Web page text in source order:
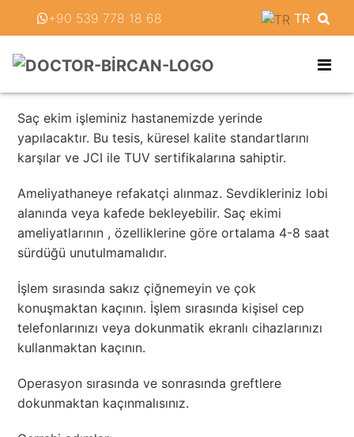
‪+90 539 778 18 68‬ TR
Saç ekim işleminiz hastanemizde yerinde
yapılacaktır. Bu tesis, küresel kalite standartlarını
karşılar ve JCI ile TUV sertifikalarına sahiptir.
Ameliyathaneye refakatçi alınmaz. Sevdikleriniz lobi
alanında veya kafede bekleyebilir. Saç ekimi
ameliyatlarının , özelliklerine göre ortalama 4-8 saat
sürdüğü unutulmamalıdır.
İşlem sırasında sakız çiğnemeyin ve çok
konuşmaktan kaçının. İşlem sırasında kişisel cep
telefonlarınızı veya dokunmatik ekranlı cihazlarınızı
kullanmaktan kaçının.
Operasyon sırasında ve sonrasında greftlere
dokunmaktan kaçınmalısınız.